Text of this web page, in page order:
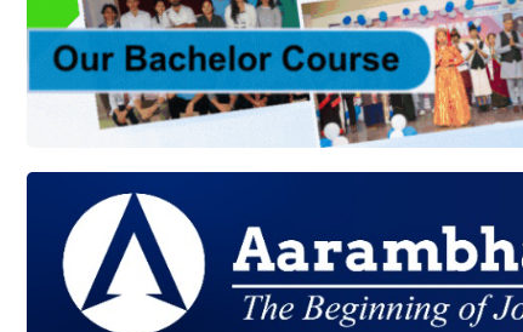
चितवन
सेरोफेरो
राजनीति
आर्थिक
मनोरञ्जन